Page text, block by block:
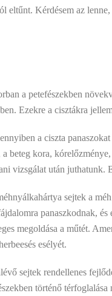
eltűnt. Kérdésem az
a petefészekben
Ezekre a cisztákra
a ciszta
beteg kora,
vizsgálat után juthatunk.
sejtek a
panaszkodnak,
megoldása a műtét.
esélyét.
sejtek rendellenes
történő